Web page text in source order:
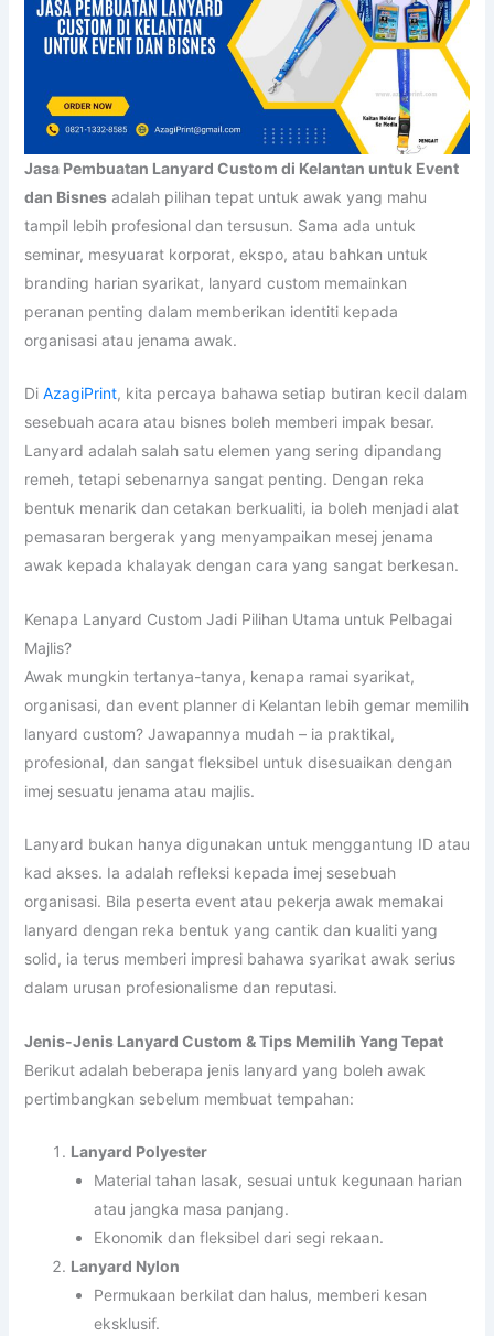
Jasa Pembuatan Lanyard Custom di Kelantan untuk Event
dan Bisnesadalah pilihan tepat untuk awak yang mahu
tampil lebih profesional dan tersusun. Sama ada untuk
seminar, mesyuarat korporat, ekspo, atau bahkan untuk
branding harian syarikat, lanyard custom memainkan
peranan penting dalam memberikan identiti kepada
organisasi atau jenama awak.
Di AzagiPrint, kita percaya bahawa setiap butiran kecil dalam
sesebuah acara atau bisnes boleh memberi impak besar.
Lanyard adalah salah satu elemen yang sering dipandang
remeh, tetapi sebenarnya sangat penting. Dengan reka
bentuk menarik dan cetakan berkualiti, ia boleh menjadi alat
pemasaran bergerak yang menyampaikan mesej jenama
awak kepada khalayak dengan cara yang sangat berkesan.
Kenapa Lanyard Custom Jadi Pilihan Utama untuk Pelbagai
Majlis?
Awak mungkin tertanya-tanya, kenapa ramai syarikat,
organisasi, dan event planner di Kelantan lebih gemar memilih
lanyard custom? Jawapannya mudah – ia praktikal,
profesional, dan sangat fleksibel untuk disesuaikan dengan
imej sesuatu jenama atau majlis.
Lanyard bukan hanya digunakan untuk menggantung ID atau
kad akses. Ia adalah refleksi kepada imej sesebuah
organisasi. Bila peserta event atau pekerja awak memakai
lanyard dengan reka bentuk yang cantik dan kualiti yang
solid, ia terus memberi impresi bahawa syarikat awak serius
dalam urusan profesionalisme dan reputasi.
Jenis-Jenis Lanyard Custom & Tips Memilih Yang Tepat
Berikut adalah beberapa jenis lanyard yang boleh awak
pertimbangkan sebelum membuat tempahan:
Lanyard Polyester
Material tahan lasak, sesuai untuk kegunaan harian
atau jangka masa panjang.
Ekonomik dan fleksibel dari segi rekaan.
Lanyard Nylon
Permukaan berkilat dan halus, memberi kesan
eksklusif.